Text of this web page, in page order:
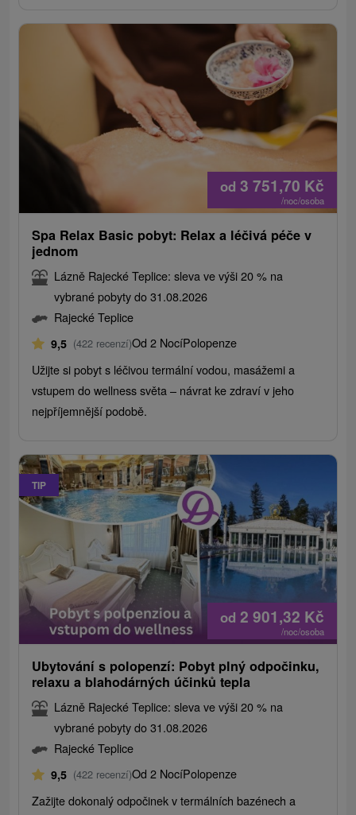
od 3 751,70 Kč
/noc/osoba
Spa Relax Basic pobyt: Relax a léčivá péče v
jednom
Lázně Rajecké Teplice: sleva ve výši 20 % na
vybrané pobyty do 31.08.2026
Rajecké Teplice
9,5 (422 recenzí)Od 2 NocíPolopenze
Užijte si pobyt s léčivou termální vodou, masážemi a
vstupem do wellness světa – návrat ke zdraví v jeho
nejpříjemnější podobě.
TIP
od 2 901,32 Kč
/noc/osoba
Ubytování s polopenzí: Pobyt plný odpočinku,
relaxu a blahodárných účinků tepla
Lázně Rajecké Teplice: sleva ve výši 20 % na
vybrané pobyty do 31.08.2026
Rajecké Teplice
9,5 (422 recenzí)Od 2 NocíPolopenze
Zažijte dokonalý odpočinek v termálních bazénech a